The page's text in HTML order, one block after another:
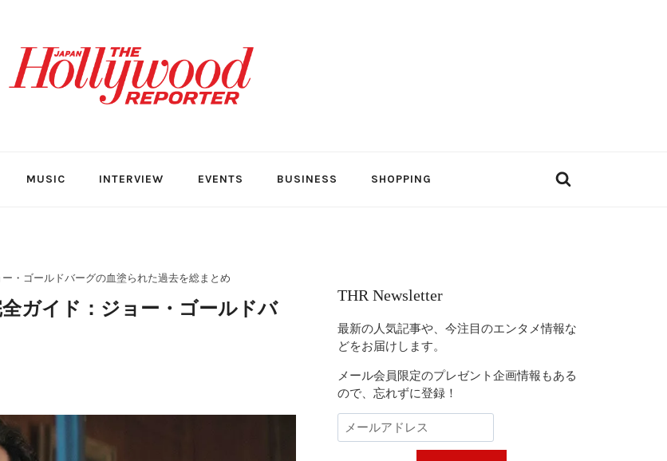
MUSIC INTERVIEW EVENTS BUSINESS SHOPPING
・ゴールドバーグの血塗られた過去を総まとめ
ガイド：ジョー・ゴールドバ
THR Newsletter
最新の人気記事や、今注目のエンタメ情報な
どをお届けします。
メール会員限定のプレゼント企画情報もある
ので、忘れずに登録！